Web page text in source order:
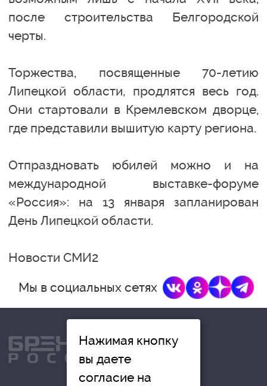
после строительства Белгородской
черты.
Торжества, посвященные 70-летию
Липецкой области, продлятся весь год.
Они стартовали в Кремлевском дворце,
где представили вышитую карту региона.
Отпраздновать юбилей можно и на
международной выставке-форуме
«Россия»: на 13 января запланирован
День Липецкой области.
Новости СМИ2
Мы в социальных сетях
Нажимая кнопку
вы даете
согласие на